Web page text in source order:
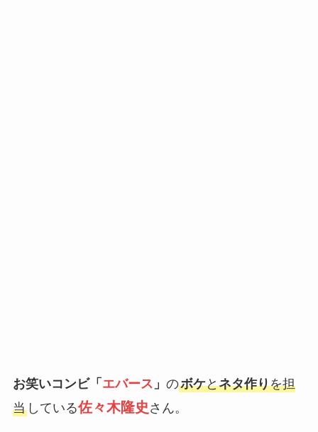
お笑いコンビ「 エバース 」 のボケとネタ作りを担
当している佐々木隆史 さん。